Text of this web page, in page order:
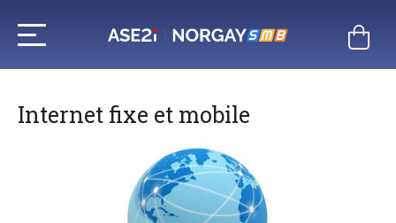
contenu
Internet fixe et mobile